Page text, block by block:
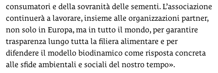
consumatori e della sovranità delle sementi. L’associazione
continuerà a lavorare, insieme alle organizzazioni partner,
non solo in Europa, ma in tutto il mondo, per garantire
trasparenza lungo tutta la filiera alimentare e per
difendere il modello biodinamico come risposta concreta
alle sfide ambientali e sociali del nostro tempo».